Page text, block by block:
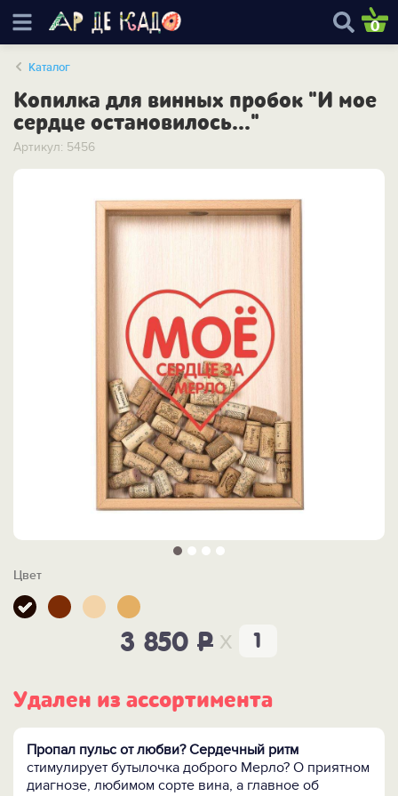
0
Каталог
Копилка для винных пробок "И мое
сердце остановилось..."
Артикул: 5456
Цвет
3 850 P x
Удален из ассортимента
Пропал пульс от любви? Сердечный ритм
стимулирует бутылочка доброго Мерло? О приятном
диагнозе, любимом сорте вина, а главное об